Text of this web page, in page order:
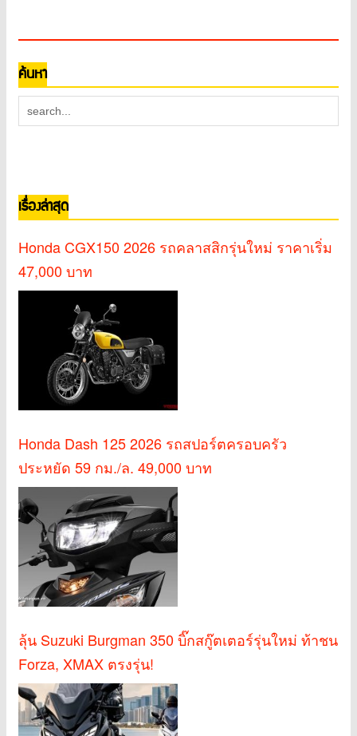
ค้นหา
เรื่องล่าสุด
Honda CGX150 2026 รถคลาสสิกรุ่นใหม่ ราคาเริ่ม
47,000 บาท
Honda Dash 125 2026 รถสปอร์ตครอบครัว
ประหยัด 59 กม./ล. 49,000 บาท
ลุ้น Suzuki Burgman 350 บิ๊กสกู๊ตเตอร์รุ่นใหม่ ท้าชน
Forza, XMAX ตรงรุ่น!